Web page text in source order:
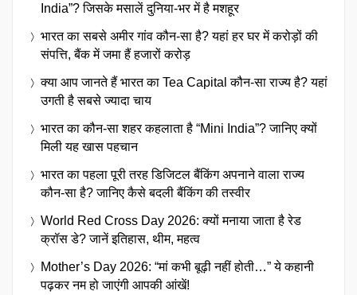
India”? जिसके मसालें दुनिया-भर में है मशहूर
भारत का सबसे अमीर गांव कौन-सा है? यहां हर घर में करोड़ों की
संपत्ति, बैंक में जमा हैं हजारों करोड़
क्या आप जानते हैं भारत का Tea Capital कौन-सा राज्य है? यहां
उगती है सबसे ज्यादा चाय
भारत का कौन-सा शहर कहलाता है “Mini India”? जानिए क्यों
मिली यह खास पहचान
भारत का पहला पूरी तरह डिजिटल बैंकिंग अपनाने वाला राज्य
कौन-सा है? जानिए कैसे बदली बैंकिंग की तस्वीर
World Red Cross Day 2026: क्यों मनाया जाता है रेड
क्रॉस डे? जानें इतिहास, थीम, महत्व
Mother’s Day 2026: “मां कभी बूढ़ी नहीं होती…” ये कहानी
पढ़कर नम हो जाएंगी आपकी आंखें!